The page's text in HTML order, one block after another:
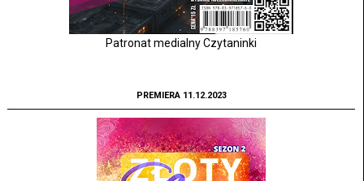
Patronat medialny Czytaninki
PREMIERA 11.12.2023